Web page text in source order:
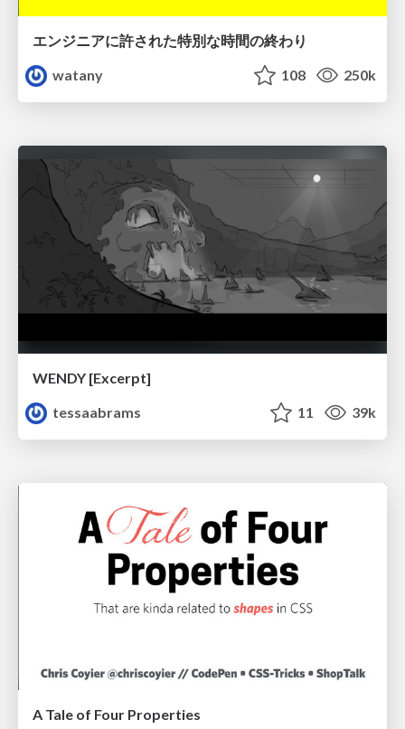
エンジニアに許された特別な時間の終わり
watany
108 250k
WENDY [Excerpt]
tessaabrams
11 39k
A Tale of Four Properties